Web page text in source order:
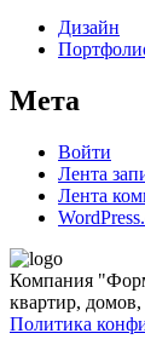
Дизайн
Мета
Войти
Лента
Лента
Компания
квартир, домов,
Политика